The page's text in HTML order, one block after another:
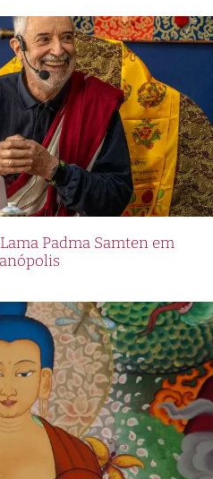
Padma Samten em